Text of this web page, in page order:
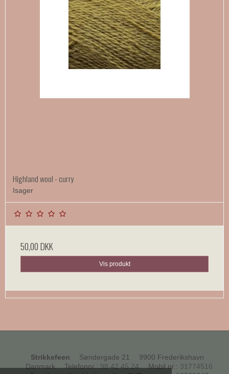
Highland wool - curry
Isager
50,00 DKK
Vis produkt
Strikkefeen Søndergade 21
9900 Frederikshavn
Danmark
Telefonnr.: 98 42 45 24 Mobil nr. : 31774516